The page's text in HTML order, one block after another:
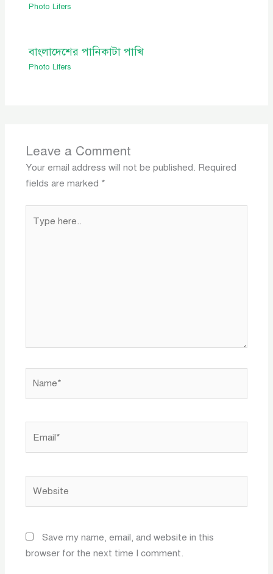
Photo Lifers
বাংলাদেশের পানিকাটা পাখি
Photo Lifers
Leave a Comment
Your email address will not be published. Required
fields are marked *
here..
Save my name, email, and website in this
browser for the next time I comment.